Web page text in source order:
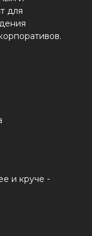
для
и круче -